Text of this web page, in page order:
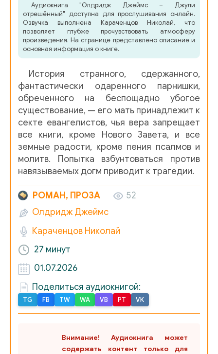
Аудиокнига "Олдридж Джеймс – Джули
отрешённый" доступна для прослушивания онлайн.
Озвучка выполнена Караченцов Николай, что
позволяет глубже прочувствовать атмосферу
произведения. На странице представлено описание и
основная информация о книге.
История странного, сдержанного,
фантастически одаренного парнишки,
обреченного на беспощадно убогое
существование, — его мать принадлежит к
секте евангелистов, чья вера запрещает
все книги, кроме Нового Завета, и все
земные радости, кроме пения псалмов и
молитв. Попытка взбунтоваться против
навязываемых догм приводит к трагедии.
РОМАН, ПРОЗА
52
Олдридж Джеймс
Караченцов Николай
27 минут
01.07.2026
Поделиться аудиокнигой:
TG FB TW WA VB PT VK
Внимание! Аудиокнига может
содержать контент только для